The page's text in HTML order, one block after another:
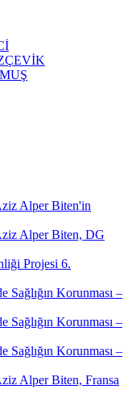
Alper Biten'in
Alper Biten, DG
Projesi 6.
Sağlığın Korunması –
Sağlığın Korunması –
Sağlığın Korunması –
Alper Biten, Fransa